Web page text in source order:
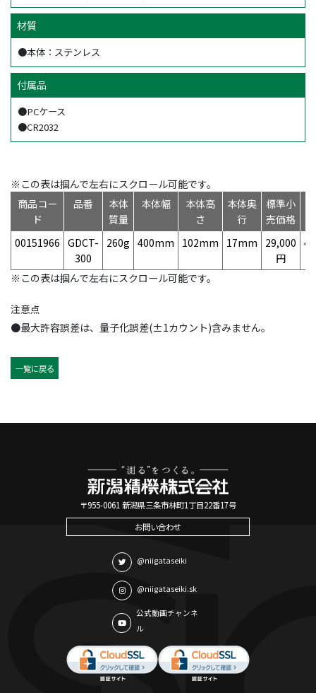
材質
●本体：ステンレス
付属品
●PCケース
●CR2032
※この表は掴んで左右にスクロール可能です。
商品コー
ド
品番
本体
質量
本体幅
本体高
さ
本体奥
行
標準小
売価格
00151966 GDCT-
300
260g 400mm 102mm 17mm
29,000
円
※この表は掴んで左右にスクロール可能です。
注意点
●最大許容誤差は、量子化誤差(±1カウント)含みません。
一覧に戻る
〒955-0061 新潟県三条市林町1丁目22番17号
お問い合わせ
@niigataseiki
@niigataseiki.sk
公式動画チャンネ
ル